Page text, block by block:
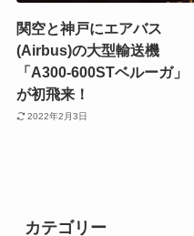
関空と神戸にエアバス
(Airbus)の大型輸送機
「A300-600STベルーガ」
が初飛来！
2022年2月3日
カテゴリー